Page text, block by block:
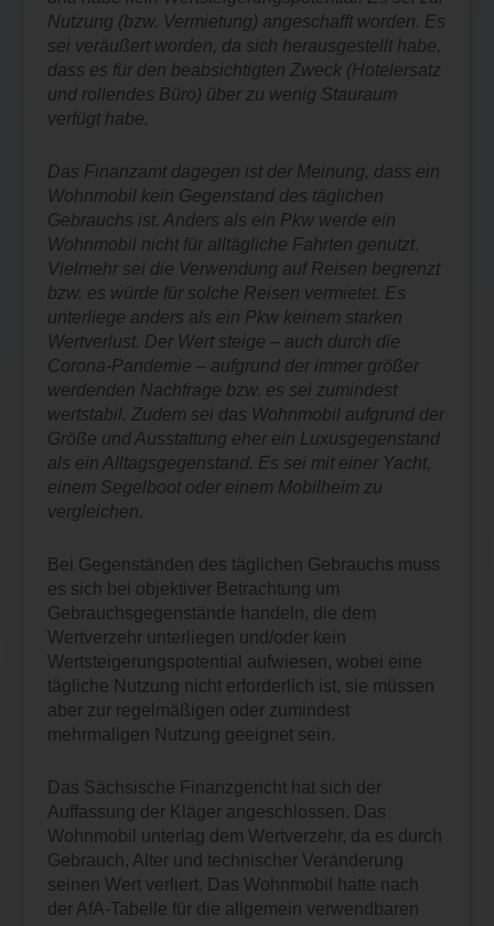
Nutzung (bzw. Vermietung) angeschafft worden. Es
sei veräußert worden, da sich herausgestellt habe,
dass es für den beabsichtigten Zweck (Hotelersatz
und rollendes Büro) über zu wenig Stauraum
verfügt habe.
Das Finanzamt dagegen ist der Meinung, dass ein
Wohnmobil kein Gegenstand des täglichen
Gebrauchs ist. Anders als ein Pkw werde ein
Wohnmobil nicht für alltägliche Fahrten genutzt.
Vielmehr sei die Verwendung auf Reisen begrenzt
bzw. es würde für solche Reisen vermietet. Es
unterliege anders als ein Pkw keinem starken
Wertverlust. Der Wert steige – auch durch die
Corona-Pandemie – aufgrund der immer größer
werdenden Nachfrage bzw. es sei zumindest
wertstabil. Zudem sei das Wohnmobil aufgrund der
Größe und Ausstattung eher ein Luxusgegenstand
als ein Alltagsgegenstand. Es sei mit einer Yacht,
einem Segelboot oder einem Mobilheim zu
vergleichen.
Bei Gegenständen des täglichen Gebrauchs muss
es sich bei objektiver Betrachtung um
Gebrauchsgegenstände handeln, die dem
Wertverzehr unterliegen und/oder kein
Wertsteigerungspotential aufwiesen, wobei eine
tägliche Nutzung nicht erforderlich ist, sie müssen
aber zur regelmäßigen oder zumindest
mehrmaligen Nutzung geeignet sein.
Das Sächsische Finanzgericht hat sich der
Auffassung der Kläger angeschlossen. Das
Wohnmobil unterlag dem Wertverzehr, da es durch
Gebrauch, Alter und technischer Veränderung
seinen Wert verliert. Das Wohnmobil hatte nach
der AfA-Tabelle für die allgemein verwendbaren